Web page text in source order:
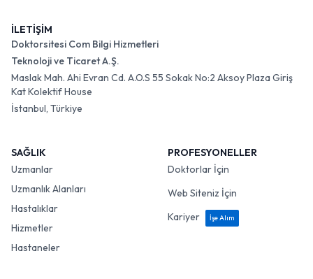
İLETİŞİM
Doktorsitesi Com Bilgi Hizmetleri
Teknoloji ve Ticaret A.Ş.
Maslak Mah. Ahi Evran Cd. A.O.S 55 Sokak No:2 Aksoy Plaza Giriş
Kat Kolektif House
İstanbul, Türkiye
SAĞLIK
Uzmanlar
Uzmanlık Alanları
Hastalıklar
Hizmetler
Hastaneler
PROFESYONELLER
Doktorlar İçin
Web Siteniz İçin
Kariyer
İşe Alım